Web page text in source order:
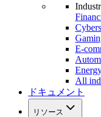
E-
All
ドキュメント
リソース